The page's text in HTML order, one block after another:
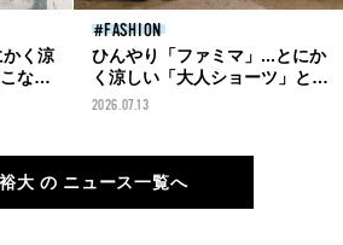
く涼
なし
品
FASHION
ひんやり「ファミマ」...とにか
く涼しい「大人ショーツ」と正
解着こなし５選！接触冷感、通
2026.07.13
大 の ニュース一覧へ